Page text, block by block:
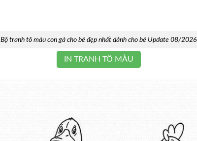
Bộ tranh tô màu con gà cho bé đẹp nhất dành cho bé Update 08/2026
IN TRANH TÔ MÀU